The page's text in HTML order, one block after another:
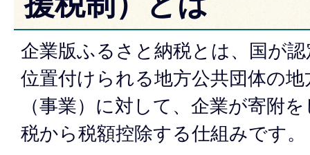
企業版ふるさと納税とは、国が
位置付けられる地方公共団体の
（事業）に対して、企業が寄附
税から税額控除する仕組みです。